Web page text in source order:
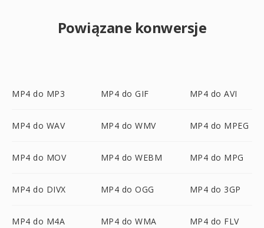
Powiązane konwersje
MP4 do MP3 MP4 do GIF MP4 do AVI
MP4 do WAV MP4 do WMV MP4 do MPEG
MP4 do MOV MP4 do WEBM MP4 do MPG
MP4 do DIVX MP4 do OGG MP4 do 3GP
MP4 do M4A MP4 do WMA MP4 do FLV